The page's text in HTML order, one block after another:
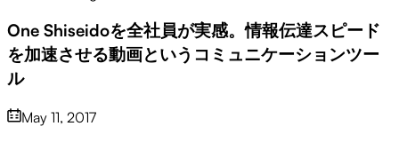
One Shiseidoを全社員が実感。情報伝達スピード
を加速させる動画というコミュニケーションツー
ル
May 11, 2017